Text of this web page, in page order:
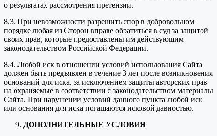
о результатах рассмотрения претензии.
8.3. При невозможности разрешить спор в добровольном
порядке любая из Сторон вправе обратиться в суд за защитой
своих прав, которые предоставлены им действующим
законодательством Российской Федерации.
8.4. Любой иск в отношении условий использования Сайта
должен быть предъявлен в течение 3 лет после возникновения
оснований для иска, за исключением защиты авторских прав
на охраняемые в соответствии с законодательством материалы
Сайта. При нарушении условий данного пункта любой иск
или основания для иска погашаются исковой давностью.
ДОПОЛНИТЕЛЬНЫЕ УСЛОВИЯ